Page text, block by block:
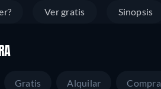
Ver gratis Sinopsis
Gratis Alquilar